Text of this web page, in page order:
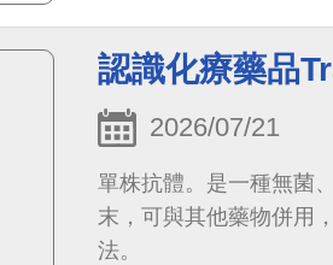
認識化療藥品
2026/07/21
單株抗體。是一種無菌
末，可與其他藥物併用
法。